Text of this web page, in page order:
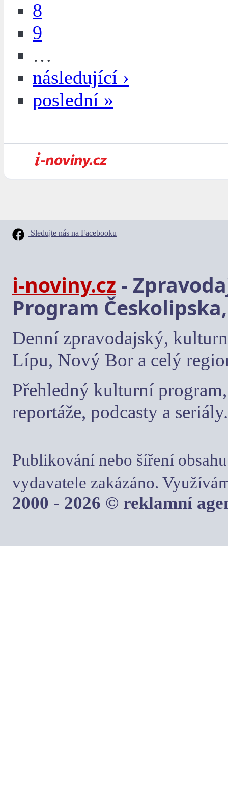
8
9
…
následující ›
poslední »
Sledujte nás na Facebooku
i-noviny.cz -
Program
Denní zpravodajský,
Lípu, Nový Bor a celý
Přehledný kulturní
reportáže, podcasty a seriály.
Publikování nebo šíření
vydavatele zakázáno.
2000 - 2026 © reklamní